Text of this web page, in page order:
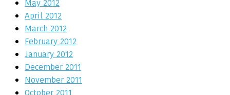
May 2012
April 2012
March 2012
February 2012
January 2012
December 2011
November 2011